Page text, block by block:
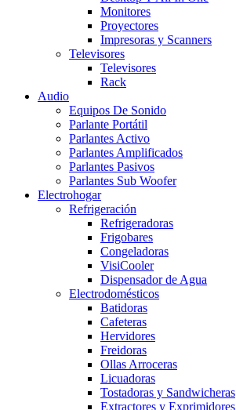
Monitores
Proyectores
Impresoras y Scanners
Televisores
Televisores
Rack
Audio
Equipos De Sonido
Parlante Portátil
Parlantes Activo
Parlantes Amplificados
Parlantes Pasivos
Parlantes Sub Woofer
Electrohogar
Refrigeración
Refrigeradoras
Frigobares
Congeladoras
VisiCooler
Dispensador de Agua
Electrodomésticos
Batidoras
Cafeteras
Hervidores
Freidoras
Ollas Arroceras
Licuadoras
Tostadoras y Sandwicheras
Extractores y Exprimidores